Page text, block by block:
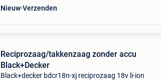
Nieuw Verzenden
Reciprozaag/takkenzaag zonder accu
Black+Decker
Black+decker bdcr18n-xj reciprozaag 18v li-ion